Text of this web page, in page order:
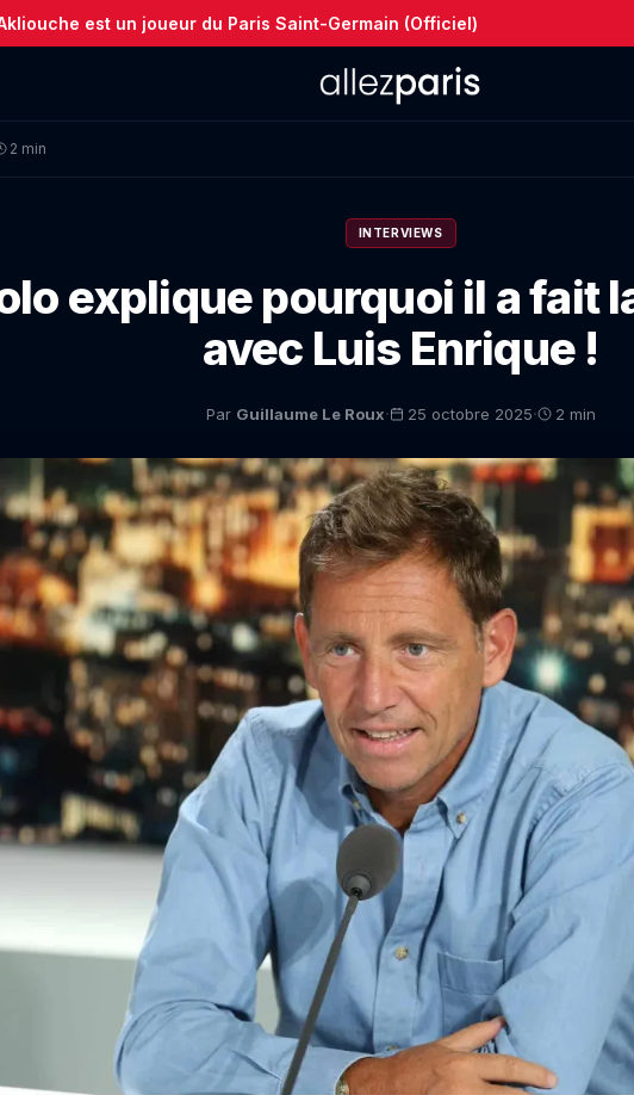
est un joueur du Paris Saint-Germain (Officiel)
2 min
INTERVIEWS
explique pourquoi il a fait
avec Luis Enrique !
Par Guillaume Le Roux· 25 octobre 2025· 2 min